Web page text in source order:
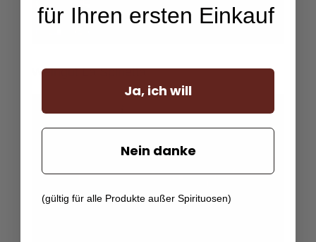
Weingut La Spinetta
für Ihren ersten Einkauf
Ja, ich will
Nein danke
(gültig für alle Produkte außer Spirituosen)